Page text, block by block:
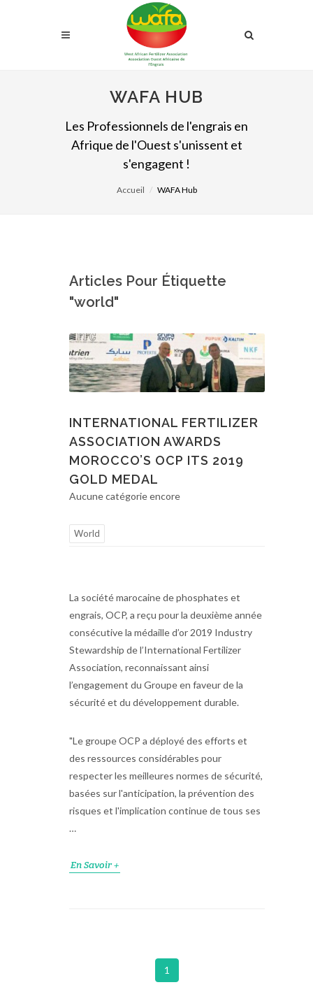
WAFA HUB
Les Professionnels de l'engrais en
Afrique de l'Ouest s'unissent et
s'engagent !
Accueil WAFA Hub
Articles Pour Étiquette
"world"
INTERNATIONAL FERTILIZER
ASSOCIATION AWARDS
MOROCCO’S OCP ITS 2019
GOLD MEDAL
Aucune catégorie encore
World
La société marocaine de phosphates et
engrais, OCP, a reçu pour la deuxième année
consécutive la médaille d’or 2019 Industry
Stewardship de l’International Fertilizer
Association, reconnaissant ainsi
l’engagement du Groupe en faveur de la
sécurité et du développement durable.
"Le groupe OCP a déployé des efforts et
des ressources considérables pour
respecter les meilleures normes de sécurité,
basées sur l'anticipation, la prévention des
risques et l'implication continue de tous ses
…
En Savoir +
1